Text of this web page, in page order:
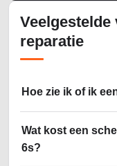
Veelgestelde
reparatie
Hoe zie ik of ik
Wat kost een
6s?